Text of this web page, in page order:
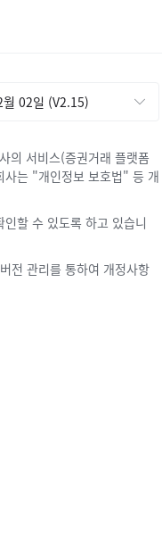
02일 (V2.15)
의 서비스(증권거래 플랫폼
사는 "개인정보 보호법" 등 개
할 수 있도록 하고 있습니
전 관리를 통하여 개정사항